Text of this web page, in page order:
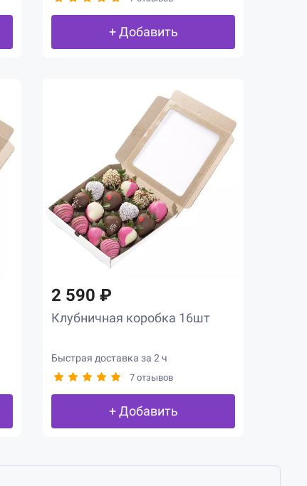
+ Добавить
2 590 ₽
Клубничная коробка 16шт
Быстрая доставка за 2 ч
7 отзывов
+ Добавить